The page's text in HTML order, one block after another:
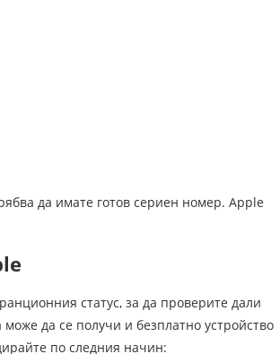
да имате готов сериен номер. Apple
статус, за да проверите дали
да се получи и безплатно устройство
по следния начин: